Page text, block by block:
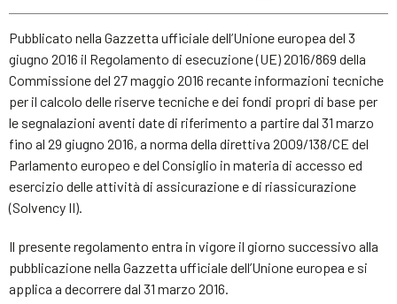
Pubblicato nella Gazzetta ufficiale dell’Unione europea del 3
giugno 2016 il Regolamento di esecuzione (UE) 2016/869 della
Commissione del 27 maggio 2016 recante informazioni tecniche
per il calcolo delle riserve tecniche e dei fondi propri di base per
le segnalazioni aventi date di riferimento a partire dal 31 marzo
fino al 29 giugno 2016, a norma della direttiva 2009/138/CE del
Parlamento europeo e del Consiglio in materia di accesso ed
esercizio delle attività di assicurazione e di riassicurazione
(Solvency II).
Il presente regolamento entra in vigore il giorno successivo alla
pubblicazione nella Gazzetta ufficiale dell’Unione europea e si
applica a decorrere dal 31 marzo 2016.